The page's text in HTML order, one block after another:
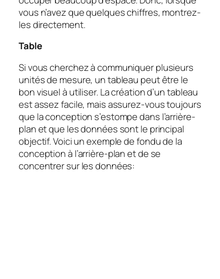
vous n’avez que quelques chiffres, montrez-
les directement.
Table
Si vous cherchez à communiquer plusieurs
unités de mesure, un tableau peut être le
bon visuel à utiliser. La création d’un tableau
est assez facile, mais assurez-vous toujours
que la conception s’estompe dans l’arrière-
plan et que les données sont le principal
objectif. Voici un exemple de fondu de la
conception à l’arrière-plan et de se
concentrer sur les données: